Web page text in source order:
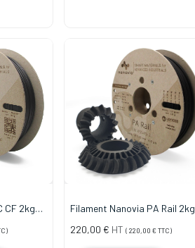
CF 2kg
Filament Nanovia PA Rail 2kg
220,00 € HT ( 220,00 € TTC)